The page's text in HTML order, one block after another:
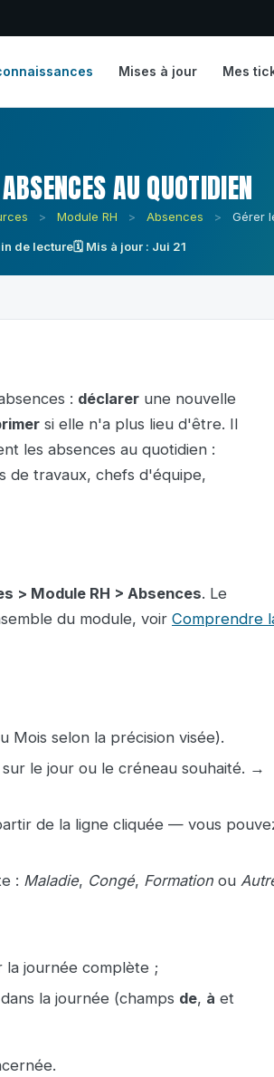
Mises à jour Mes
AU QUOTIDIEN
> Module RH > Absences > Gérer
de lecture🗓 Mis à jour : Jui 21
: déclarer une nouvelle
si elle n'a plus lieu d'être. Il
les absences au quotidien :
de travaux, chefs d'équipe,
> Module RH > Absences. Le
du module, voir Comprendre
Mois selon la précision visée).
sur le jour ou le créneau souhaité. →
de la ligne cliquée — vous
: Maladie, Congé, Formation ou
la journée complète ;
la journée (champs de, à et